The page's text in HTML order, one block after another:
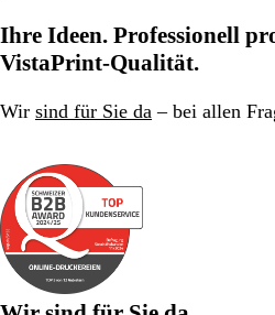
Ihre Ideen. Professionell
VistaPrint-Qualität.
Wir sind für Sie da – bei allen